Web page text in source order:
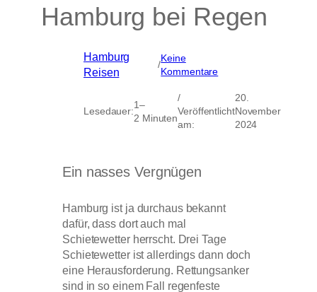
Hamburg bei Regen
Hamburg
Reisen
/
Keine
Kommentarezu
Regen
Lesedauer:
1–
2 Minuten
/
Veröffentlicht
am:
20.
November
2024
Ein nasses Vergnügen
Hamburg ist ja durchaus bekannt
dafür, dass dort auch mal
Schietewetter herrscht. Drei Tage
Schietewetter ist allerdings dann doch
eine Herausforderung. Rettungsanker
sind in so einem Fall regenfeste